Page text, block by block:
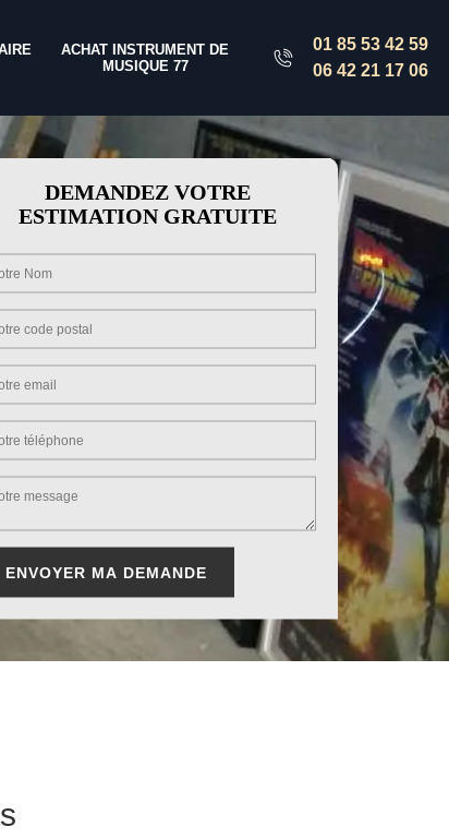
ACHAT INSTRUMENT DE
MUSIQUE 77
01 85 53 42 59
06 42 21 17 06
DEMANDEZ VOTRE
ESTIMATION GRATUITE